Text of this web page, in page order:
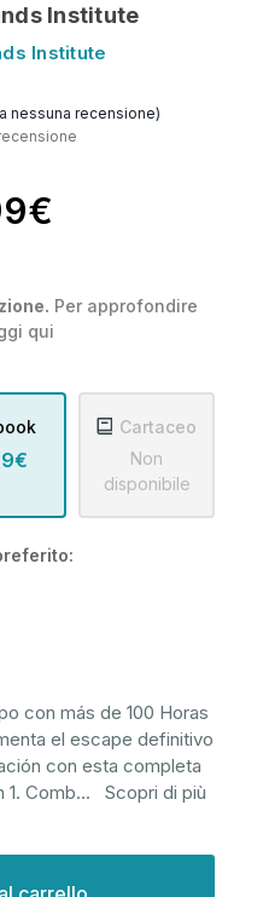
Institute
Institute
nessuna recensione)
Per approfondire
qui
Cartaceo
Non
disponibile
con más de 100 Horas
el escape definitivo
con esta completa
1. Comb... Scopri di più